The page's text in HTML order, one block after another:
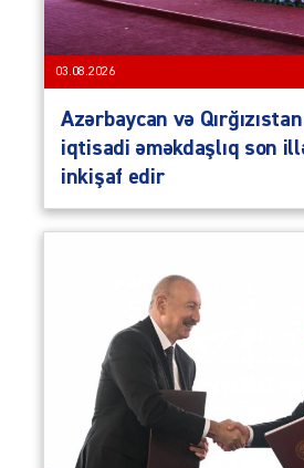
03.08.2026
Azərbaycan və
iqtisadi əməkdaşlıq son
inkişaf edir